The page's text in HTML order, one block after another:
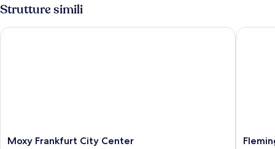
Strutture simili
Moxy
Moxy Frankfurt City Center
Moxy Frankfurt City Center